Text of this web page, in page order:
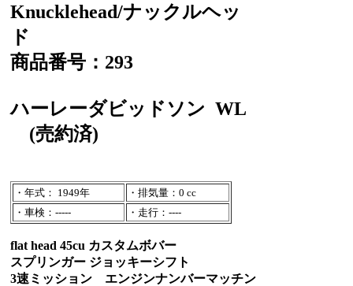
Knucklehead/ナックルヘッ
ド
商品番号：293
ハーレーダビッドソン WL
(売約済)
・年式： 1949年
・排気量：0 cc
・車検：-----
・走行：----
flat head 45cu カスタムボバー
スプリンガー ジョッキーシフト
3速ミッション エンジンナンバーマッチン